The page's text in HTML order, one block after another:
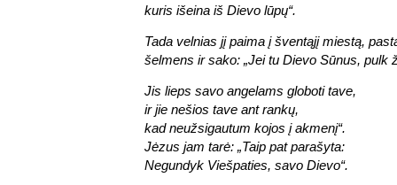
kuris išeina iš Dievo lūpų“.
Tada velnias jį paima į šventąjį miestą,
šelmens ir sako: „Jei tu Dievo Sūnus, pulk
Jis lieps savo angelams globoti tave,
ir jie nešios tave ant rankų,
kad neužsigautum kojos į akmenį“.
Jėzus jam tarė: „Taip pat parašyta:
Negundyk Viešpaties, savo Dievo“.